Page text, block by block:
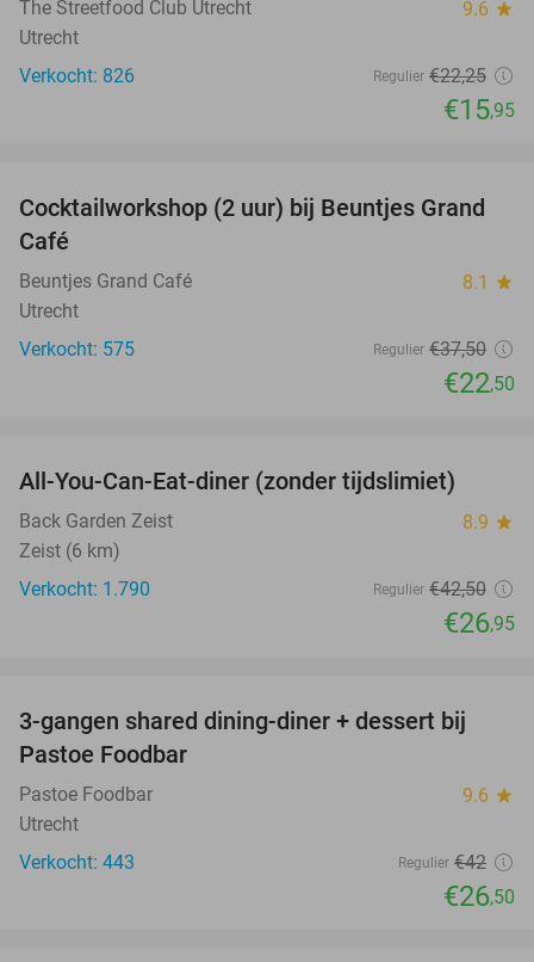
The Streetfood Club Utrecht 9.6 star
Utrecht
Verkocht: 826
Regulier €22,25
€15,95
40%
Cocktailworkshop (2 uur) bij Beuntjes Grand
Café
Beuntjes Grand Café 8.1 star
Utrecht
Verkocht: 575
Regulier €37,50
€22,50
All-You-Can-Eat-diner (zonder tijdslimiet)
Back Garden Zeist 8.9 star
Zeist (6 km)
Verkocht: 1.790
Regulier €42,50
€26,95
37%
3-gangen shared dining-diner + dessert bij
Pastoe Foodbar
Pastoe Foodbar 9.6 star
Utrecht
Verkocht: 443
Regulier €42
€26,50